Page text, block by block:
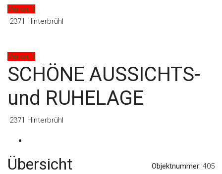
Verkauft
2371 Hinterbrühl
Verkauft
SCHÖNE AUSSICHTS-
und RUHELAGE
2371 Hinterbrühl
Übersicht Objektnummer: 405